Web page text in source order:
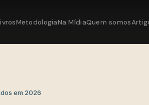
MetodologiaNa MídiaQuem somos
em 2026